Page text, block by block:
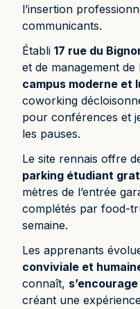
l’insertion
communicants.
Établi 17 rue du
et de management
campus moderne et
coworking
pour conférences et
les pauses.
Le site rennais offre
parking étudiant
mètres de l’entrée
complétés par food-
semaine.
Les apprenants
conviviale et
connaît,
créant une